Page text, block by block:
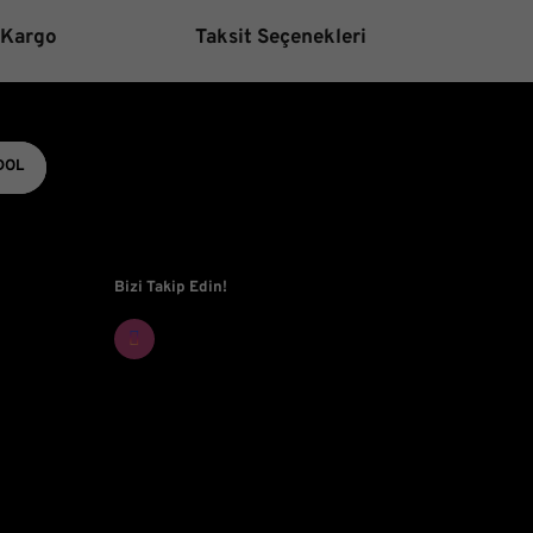
Taksit Seçenekleri
Bizi Takip Edin!